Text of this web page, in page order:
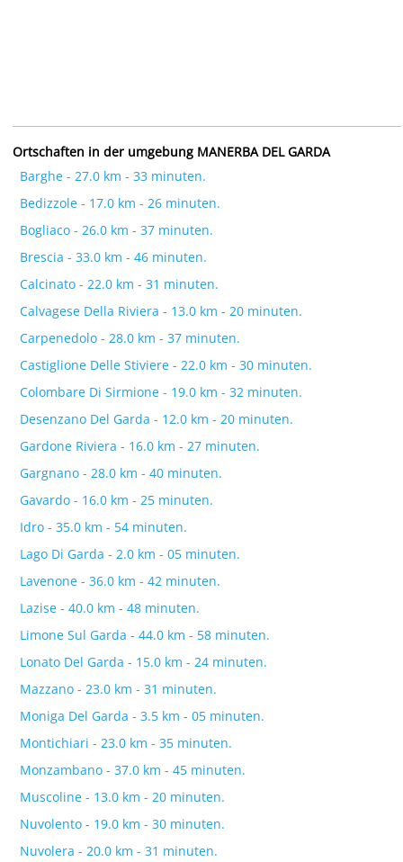
Ortschaften in der umgebung MANERBA DEL GARDA
Barghe - 27.0 km - 33 minuten.
Bedizzole - 17.0 km - 26 minuten.
Bogliaco - 26.0 km - 37 minuten.
Brescia - 33.0 km - 46 minuten.
Calcinato - 22.0 km - 31 minuten.
Calvagese Della Riviera - 13.0 km - 20 minuten.
Carpenedolo - 28.0 km - 37 minuten.
Castiglione Delle Stiviere - 22.0 km - 30 minuten.
Colombare Di Sirmione - 19.0 km - 32 minuten.
Desenzano Del Garda - 12.0 km - 20 minuten.
Gardone Riviera - 16.0 km - 27 minuten.
Gargnano - 28.0 km - 40 minuten.
Gavardo - 16.0 km - 25 minuten.
Idro - 35.0 km - 54 minuten.
Lago Di Garda - 2.0 km - 05 minuten.
Lavenone - 36.0 km - 42 minuten.
Lazise - 40.0 km - 48 minuten.
Limone Sul Garda - 44.0 km - 58 minuten.
Lonato Del Garda - 15.0 km - 24 minuten.
Mazzano - 23.0 km - 31 minuten.
Moniga Del Garda - 3.5 km - 05 minuten.
Montichiari - 23.0 km - 35 minuten.
Monzambano - 37.0 km - 45 minuten.
Muscoline - 13.0 km - 20 minuten.
Nuvolento - 19.0 km - 30 minuten.
Nuvolera - 20.0 km - 31 minuten.